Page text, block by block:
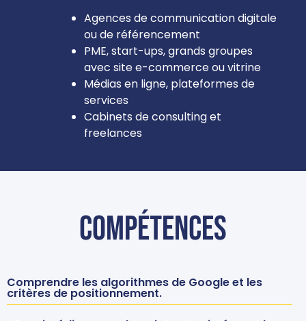
Agences de communication digitale
ou de référencement
PME, start-ups, grands groupes
avec site e-commerce ou vitrine
Médias en ligne, plateformes de
services
Cabinets de consulting et
freelances
Compétences
Comprendre les algorithmes de Google et les
critères de positionnement.